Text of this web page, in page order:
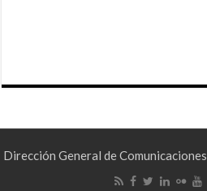
Dirección General de Comunicaciones